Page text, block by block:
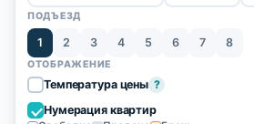
ПОДЪЕЗД
1 2 3 4 5 6 7 8
ОТОБРАЖЕНИЕ
Температура цены ?
Нумерация квартир